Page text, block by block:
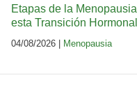
Etapas de la
esta Transición Hormonal
04/08/2026 | Menopausia